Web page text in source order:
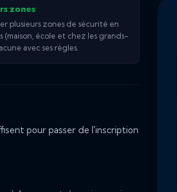
zones
plusieurs zones de sécurité en
(maison, école et chez les grands-
avec ses règles.
pour passer de l'inscription